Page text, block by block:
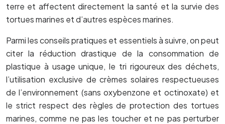
terre et affectent directement la santé et la survie des
tortues marines et d’autres espèces marines.
Parmi les conseils pratiques et essentiels à suivre, on peut
citer la réduction drastique de la consommation de
plastique à usage unique, le tri rigoureux des déchets,
l’utilisation exclusive de crèmes solaires respectueuses
de l’environnement (sans oxybenzone et octinoxate) et
le strict respect des règles de protection des tortues
marines, comme ne pas les toucher et ne pas perturber